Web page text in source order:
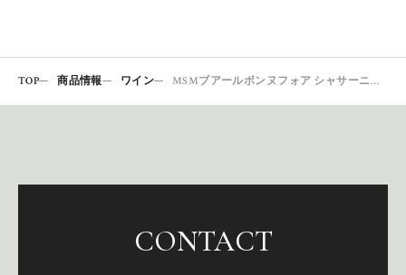
TOP 商品情報 ワイン MSMブアールボンヌフォア シャサーニュモンラッシェ2017
CONTACT